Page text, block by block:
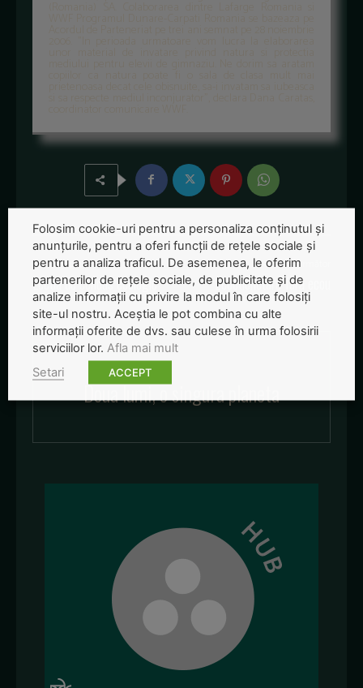
Articolul precedent
Lectia de condus ecologic
Articolul următor
Ecoetichetare fara ecou
Doua lumi, o singura planeta
Folosim cookie-uri pentru a personaliza conținutul și
anunțurile, pentru a oferi funcții de rețele sociale și
pentru a analiza traficul. De asemenea, le oferim
partenerilor de rețele sociale, de publicitate și de
analize informații cu privire la modul în care folosiți
site-ul nostru. Aceștia le pot combina cu alte
informații oferite de dvs. sau culese în urma folosirii
serviciilor lor. Afla mai mult
Setari
ACCEPT